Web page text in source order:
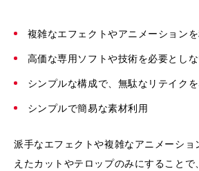
複雑なエフェクトやアニメーション
高価な専用ソフトや技術を必要とし
シンプルな構成で、無駄なリテイク
シンプルで簡易な素材利用
派手なエフェクトや複雑なアニメーショ
えたカットやテロップのみにすること